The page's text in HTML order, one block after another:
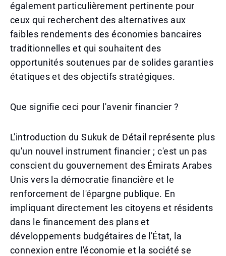
également particulièrement pertinente pour
ceux qui recherchent des alternatives aux
faibles rendements des économies bancaires
traditionnelles et qui souhaitent des
opportunités soutenues par de solides garanties
étatiques et des objectifs stratégiques.
Que signifie ceci pour l'avenir financier ?
L'introduction du Sukuk de Détail représente plus
qu'un nouvel instrument financier ; c'est un pas
conscient du gouvernement des Émirats Arabes
Unis vers la démocratie financière et le
renforcement de l'épargne publique. En
impliquant directement les citoyens et résidents
dans le financement des plans et
développements budgétaires de l'État, la
connexion entre l'économie et la société se